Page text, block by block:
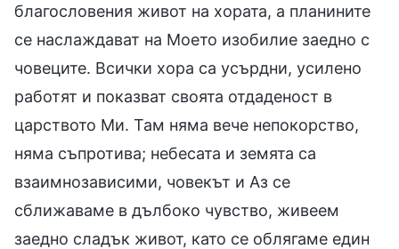
благословения живот на хората, а планините
се наслаждават на Моето изобилие заедно с
човеците. Всички хора са усърдни, усилено
работят и показват своята отдаденост в
царството Ми. Там няма вече непокорство,
няма съпротива; небесата и земята са
взаимнозависими, човекът и Аз се
сближаваме в дълбоко чувство, живеем
заедно сладък живот, като се облягаме един